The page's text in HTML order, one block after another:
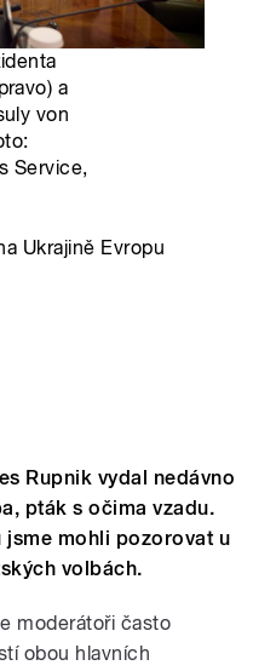
a
von
Service,
Ukrajině Evropu
Rupnik vydal nedávno
pták s očima vzadu.
jsme mohli pozorovat u
volbách.
moderátoři často
obou hlavních